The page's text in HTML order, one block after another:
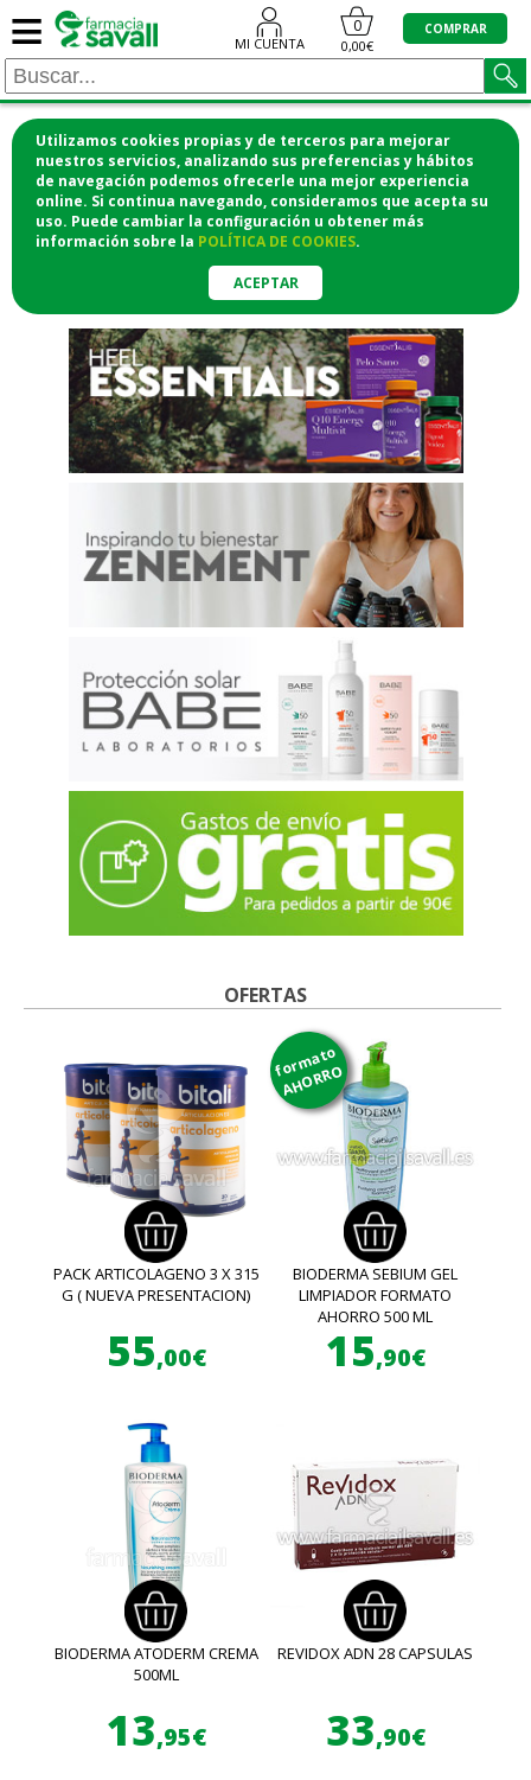
Utilizamos cookies propias y de terceros para mejorar
nuestros servicios, analizando sus preferencias y hábitos
de navegación podemos ofrecerle una mejor experiencia
online. Si continua navegando, consideramos que acepta su
uso. Puede cambiar la configuración u obtener más
información sobre la POLÍTICA DE COOKIES.
ACEPTAR
≡ MI CUENTA
0
0,00€
COMPRAR
¡COMPRA CÓMODAMENTE
DESDE CASA Y RECOGE EN LA
FARMACIA!o si lo prefieres te lo mandamos
a casa
OFERTAS
PACK ARTICOLAGENO 3 X 315
G ( NUEVA PRESENTACION)
55,00€
formato
AHORRO
BIODERMA SEBIUM GEL
LIMPIADOR FORMATO
AHORRO 500 ML
15,90€
BIODERMA ATODERM CREMA
500ML
13,95€
REVIDOX ADN 28 CAPSULAS
33,90€